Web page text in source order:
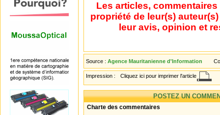
Les articles,
propriété de leur(s)
leur avis, opinion et
Source : Agence Mauritanienne d'Information
Impression : Cliquez ici pour imprimer l'article
POSTEZ UN
Charte des commentaires